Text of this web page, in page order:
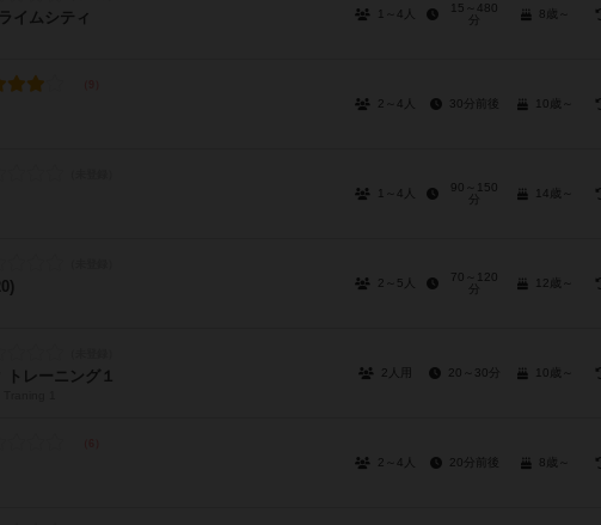
イムシティ 1～4人
15～480
分
8歳～
2～4人 30分前後 10歳～
1～4人
90～150
分
14歳～
2～5人
70～120
分
12歳～
レーニング１ 2人用 20～30分 10歳～
2～4人 20分前後 8歳～